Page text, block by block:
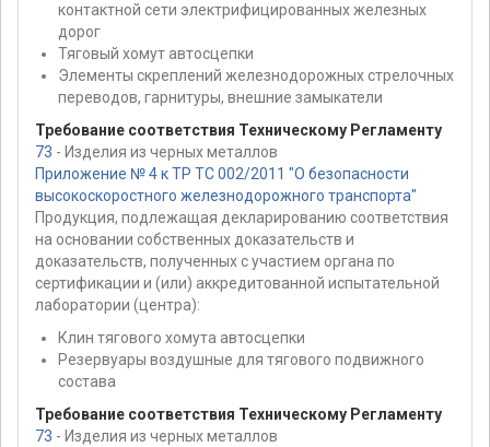
контактной сети электрифицированных железных
дорог
Тяговый хомут автосцепки
Элементы скреплений железнодорожных стрелочных
переводов, гарнитуры, внешние замыкатели
Требование соответствия Техническому Регламенту
73 - Изделия из черных металлов
Приложение № 4 к ТР ТС 002/2011 "О безопасности
высокоскоростного железнодорожного транспорта"
Продукция, подлежащая декларированию соответствия
на основании собственных доказательств и
доказательств, полученных с участием органа по
сертификации и (или) аккредитованной испытательной
лаборатории (центра):
Клин тягового хомута автосцепки
Резервуары воздушные для тягового подвижного
состава
Требование соответствия Техническому Регламенту
73 - Изделия из черных металлов